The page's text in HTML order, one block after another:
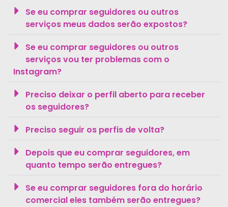
Se eu comprar seguidores ou outros
serviços meus dados serão expostos?
Se eu comprar seguidores ou outros
serviços vou ter problemas com o
Instagram?
Preciso deixar o perfil aberto para receber
os seguidores?
Preciso seguir os perfis de volta?
Depois que eu comprar seguidores, em
quanto tempo serão entregues?
Se eu comprar seguidores fora do horário
comercial eles também serão entregues?